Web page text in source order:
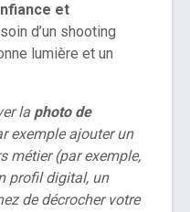
et
d’un shooting
lumière et un
la photo de
exemple ajouter un
métier (par exemple,
profil digital, un
de décrocher votre